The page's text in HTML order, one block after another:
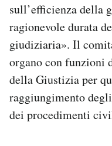
sull’efficienza della
ragionevole durata
giudiziaria». Il
organo con funzioni
della Giustizia per
raggiungimento
dei procedimenti